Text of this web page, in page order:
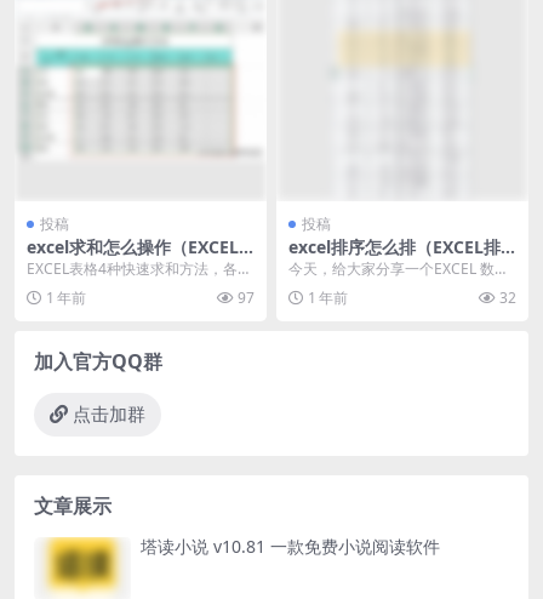
投稿
excel求和怎么操作（EXCEL
表格4种快速求和方法）
EXCEL表格4种快速求和方法，各种
方法各种环境中使用，简单又实
用，特别是最后一...
1 年前 97
投稿
excel排序怎么排（EXCEL排
序技巧赶紧收藏）
今天，给大家分享一个EXCEL 数据
排序的一个小技巧，可以快速处理
数据排名次并可...
1 年前 32
加入官方QQ群
点击加群
文章展示
塔读小说 v10.81 一款免费小说阅读软件